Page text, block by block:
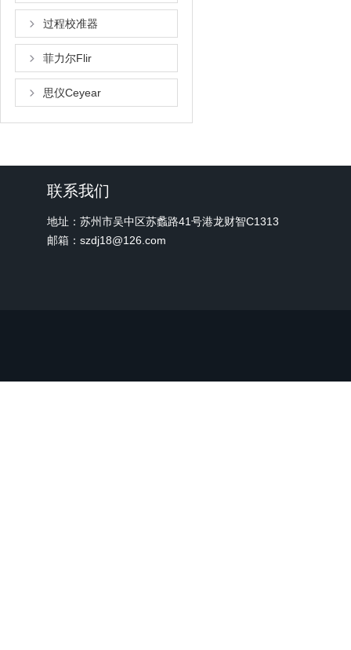
过程校准器
菲力尔Flir
思仪Ceyear
联系我们
地址：苏州市吴中区苏蠡路41号港龙财智C1313
邮箱：szdj18@126.com